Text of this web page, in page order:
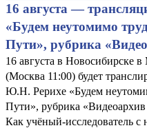
16 августа —
«Будем неутомимо
Пути», рубрика
16 августа в Новосибирске
(Москва 11:00) будет
Ю.Н. Рерихе «Будем
Пути», рубрика
Как учёный-исследователь